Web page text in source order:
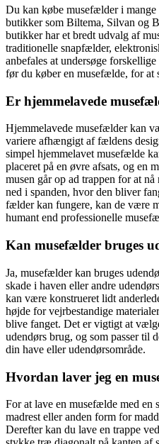
Du kan købe musefælder i
butikker som Biltema, Silvan og
butikker har et bredt udvalg af
traditionelle snapfælder,
anbefales at undersøge
før du køber en musefælde, for at
Er hjemmelavede
Hjemmelavede musefælder kan
variere afhængigt af fældens
simpel hjemmelavet musefælde
placeret på en øvre afsats, og en
musen går op ad trappen for at
ned i spanden, hvor den bliver
fælder kan fungere, kan de være
humant end professionelle
Kan musefælder bruges
Ja, musefælder kan bruges
skade i haven eller andre
kan være konstrueret lidt
højde for vejrbestandige
blive fanget. Det er vigtigt at
udendørs brug, og som passer til
din have eller udendørsområde.
Hvordan laver jeg en
For at lave en musefælde med en
madrest eller anden form for
Derefter kan du lave en trappe